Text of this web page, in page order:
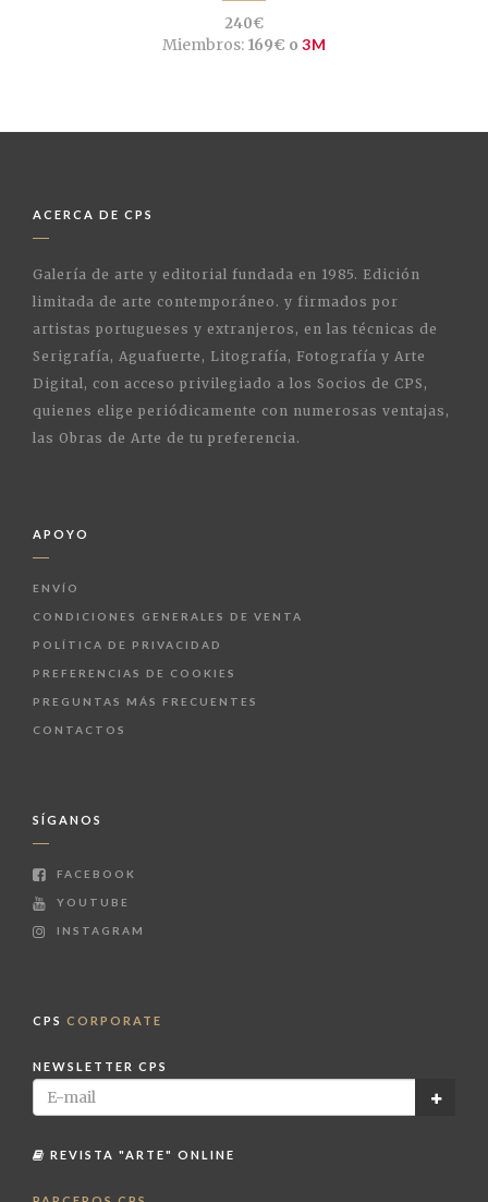
240€
Miembros:169€ o 3M
ACERCA DE CPS
Galería de arte y editorial fundada en 1985. Edición
limitada de arte contemporáneo. y firmados por
artistas portugueses y extranjeros, en las técnicas de
Serigrafía, Aguafuerte, Litografía, Fotografía y Arte
Digital, con acceso privilegiado a los Socios de CPS,
quienes elige periódicamente con numerosas ventajas,
las Obras de Arte de tu preferencia.
APOYO
ENVÍO
CONDICIONES GENERALES DE VENTA
POLÍTICA DE PRIVACIDAD
PREFERENCIAS DE COOKIES
PREGUNTAS MÁS FRECUENTES
CONTACTOS
SÍGANOS
FACEBOOK
YOUTUBE
INSTAGRAM
CPS CORPORATE
NEWSLETTER CPS
REVISTA "ARTE" ONLINE